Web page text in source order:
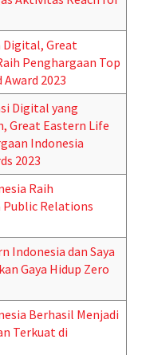
Digital, Great
Penghargaan Top
2023
Digital yang
Great Eastern Life
Indonesia
2023
Raih
Public Relations
Indonesia dan Saya
Gaya Hidup Zero
Berhasil Menjadi
Terkuat di